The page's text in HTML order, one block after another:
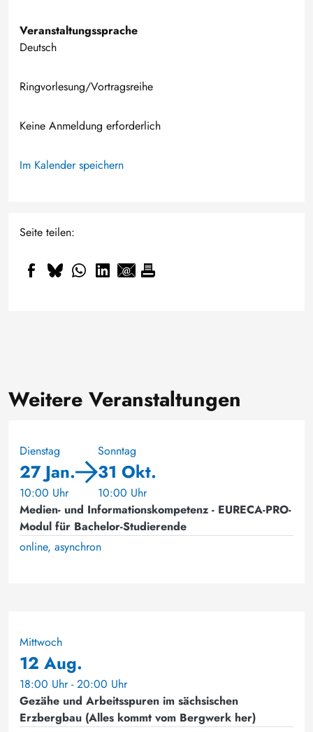
Veranstaltungssprache
Deutsch
Ringvorlesung/Vortragsreihe
Keine Anmeldung erforderlich
Im Kalender speichern
Seite teilen:
Weitere Veranstaltungen
Dienstag
27 Jan.
10:00 Uhr
Sonntag
31 Okt.
10:00 Uhr
Medien- und Informationskompetenz - EURECA-PRO-
Modul für Bachelor-Studierende
online, asynchron
Mittwoch
12 Aug.
18:00 Uhr - 20:00 Uhr
Gezähe und Arbeitsspuren im sächsischen
Erzbergbau (Alles kommt vom Bergwerk her)